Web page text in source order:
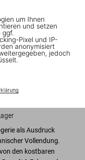
um Ihnen
und setzen
Pixel und IP-
anonymisiert
jedoch
als Ausdruck
Vollendung.
den kostbaren